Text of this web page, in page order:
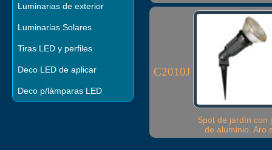
Luminarias de exterior
Luminarias Solares
Tiras LED y perfiles
Deco LED de aplicar
Deco p/lámparas LED
C2010J
Spot de jardín con
de aluminio. Aro